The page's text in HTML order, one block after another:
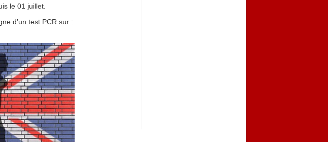
le 01 juillet.
d’un test PCR sur :